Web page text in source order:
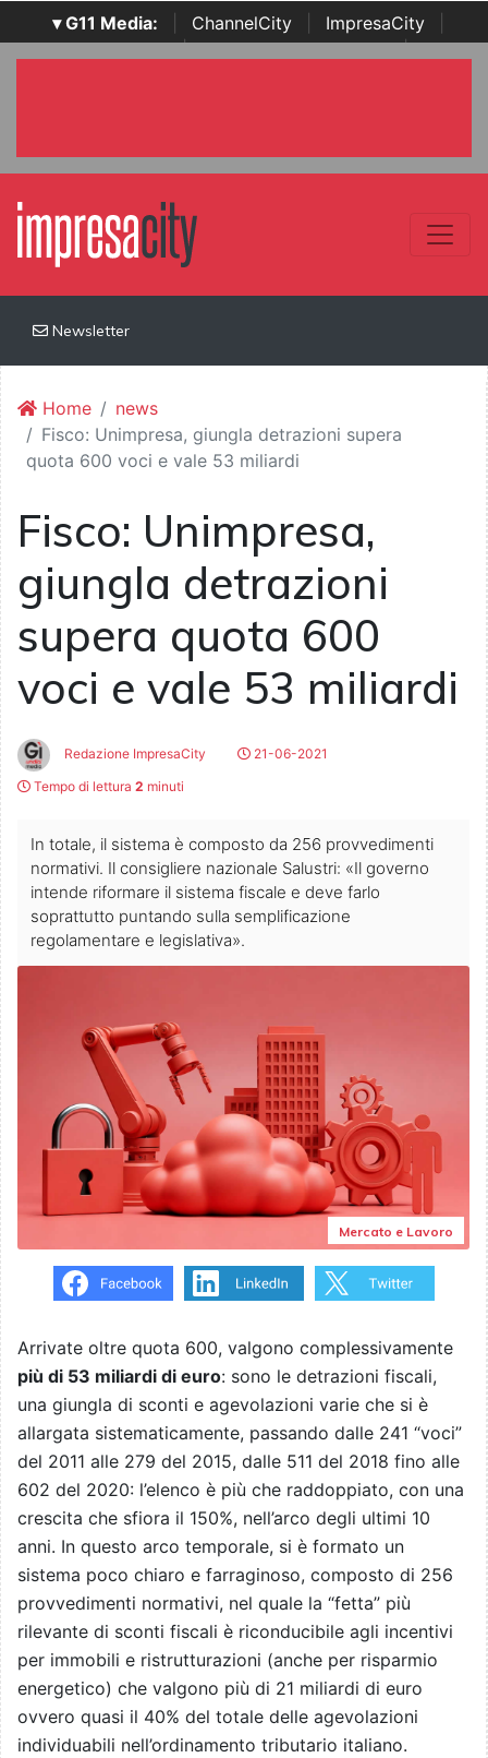
▾ G11 Media: ChannelCity ImpresaCity
SecurityOpenLab | Italian Channel Awards | Italian
Newsletter
Home
news
Fisco: Unimpresa, giungla detrazioni supera
quota 600 voci e vale 53 miliardi
Fisco: Unimpresa,
giungla detrazioni
supera quota 600
voci e vale 53 miliardi
Redazione ImpresaCity
21-06-2021
Tempo di lettura 2 minuti
In totale, il sistema è composto da 256 provvedimenti
normativi. Il consigliere nazionale Salustri: «Il governo
intende riformare il sistema fiscale e deve farlo
soprattutto puntando sulla semplificazione
regolamentare e legislativa».
Mercato e Lavoro
Arrivate oltre quota 600, valgono complessivamente
più di 53 miliardi di euro: sono le detrazioni fiscali,
una giungla di sconti e agevolazioni varie che si è
allargata sistematicamente, passando dalle 241 “voci”
del 2011 alle 279 del 2015, dalle 511 del 2018 fino alle
602 del 2020: l’elenco è più che raddoppiato, con una
crescita che sfiora il 150%, nell’arco degli ultimi 10
anni. In questo arco temporale, si è formato un
sistema poco chiaro e farraginoso, composto di 256
provvedimenti normativi, nel quale la “fetta” più
rilevante di sconti fiscali è riconducibile agli incentivi
per immobili e ristrutturazioni (anche per risparmio
energetico) che valgono più di 21 miliardi di euro
ovvero quasi il 40% del totale delle agevolazioni
individuabili nell’ordinamento tributario italiano.